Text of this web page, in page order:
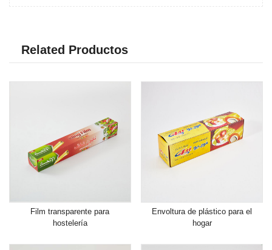
Related Productos
Film transparente para
hostelería
Envoltura de plástico para el
hogar